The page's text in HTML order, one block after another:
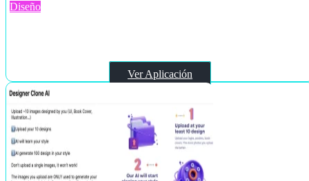
Diseño
Ver Aplicación